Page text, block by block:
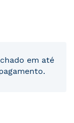
em até